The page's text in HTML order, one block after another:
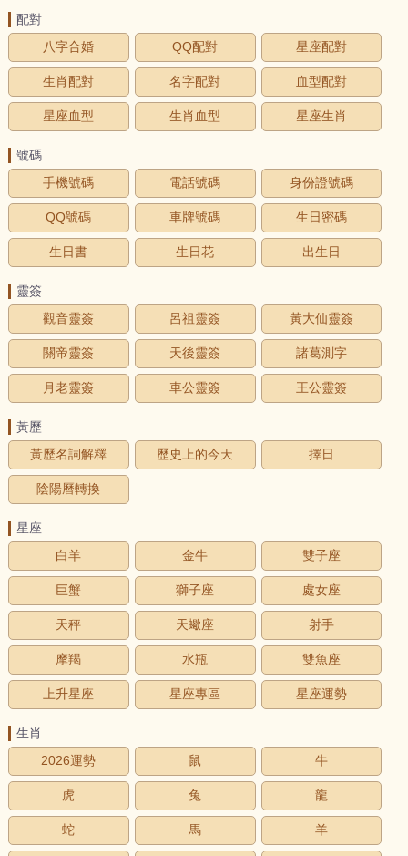
配對
八字合婚
QQ配對 星座配對
生肖配對 名字配對 血型配對
星座血型 生肖血型 星座生肖
號碼
手機號碼
電話號碼 身份證號碼
QQ號碼 車牌號碼 生日密碼
生日書 生日花 出生日
靈簽
觀音靈簽
呂祖靈簽 黃大仙靈簽
關帝靈簽 天後靈簽 諸葛測字
月老靈簽 車公靈簽 王公靈簽
黃歷
黃歷名詞解釋
歷史上的今天 擇日
陰陽曆轉換
星座
白羊
金牛 雙子座
巨蟹 獅子座 處女座
天秤 天蠍座 射手
摩羯 水瓶 雙魚座
上升星座 星座專區 星座運勢
生肖
2026運勢
鼠 牛
虎 兔 龍
蛇 馬 羊